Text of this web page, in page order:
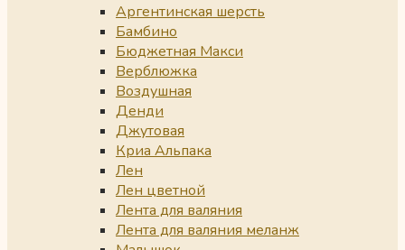
Аргентинская шерсть
Бамбино
Бюджетная Макси
Верблюжка
Воздушная
Денди
Джутовая
Криа Альпака
Лен
Лен цветной
Лента для валяния
Лента для валяния меланж